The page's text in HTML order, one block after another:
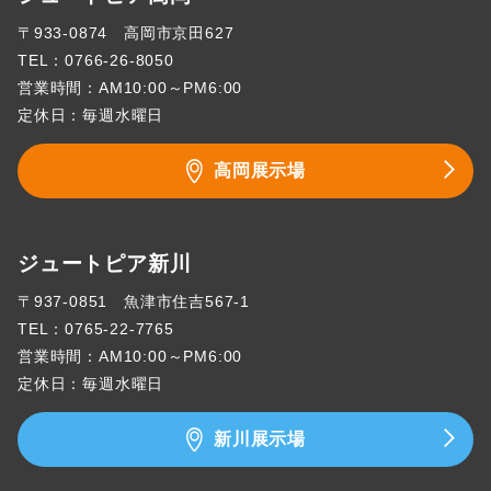
〒933-0874 高岡市京田627
TEL：0766-26-8050
営業時間：AM10:00～PM6:00
定休日：毎週水曜日
高岡展示場
ジュートピア新川
〒937-0851 魚津市住吉567-1
TEL：0765-22-7765
営業時間：AM10:00～PM6:00
定休日：毎週水曜日
新川展示場